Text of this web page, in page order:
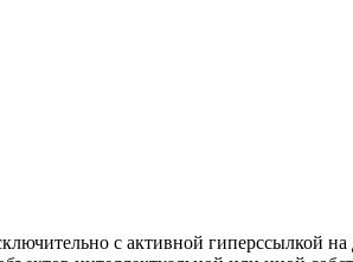
с активной гиперссылкой